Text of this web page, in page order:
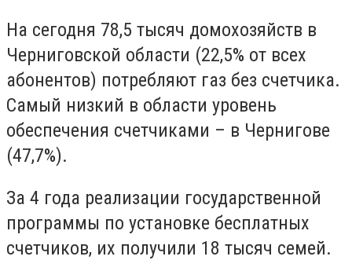
На сегодня 78,5 тысяч домохозяйств в
Черниговской области (22,5% от всех
абонентов) потребляют газ без счетчика.
Самый низкий в области уровень
обеспечения счетчиками – в Чернигове
(47,7%).
За 4 года реализации государственной
программы по установке бесплатных
счетчиков, их получили 18 тысяч семей.